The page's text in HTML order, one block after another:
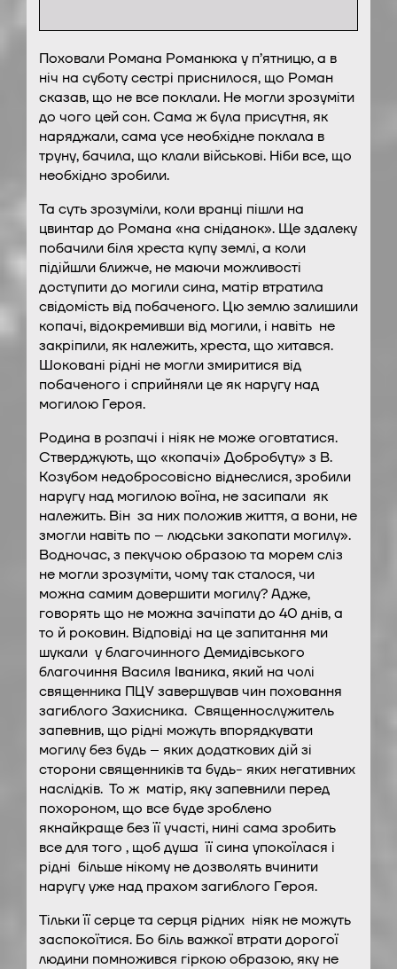
Поховали Романа Романюка у п’ятницю, а в
ніч на суботу сестрі приснилося, що Роман
сказав, що не все поклали. Не могли зрозуміти
до чого цей сон. Сама ж була присутня, як
наряджали, сама усе необхідне поклала в
труну, бачила, що клали військові. Ніби все, що
необхідно зробили.
Та суть зрозуміли, коли вранці пішли на
цвинтар до Романа «на сніданок». Ще здалеку
побачили біля хреста купу землі, а коли
підійшли ближче, не маючи можливості
доступити до могили сина, матір втратила
свідомість від побаченого. Цю землю залишили
копачі, відокремивши від могили, і навіть не
закріпили, як належить, хреста, що хитався.
Шоковані рідні не могли змиритися від
побаченого і сприйняли це як наругу над
могилою Героя.
Родина в розпачі і ніяк не може оговтатися.
Стверджують, що «копачі» Добробуту» з В.
Козубом недобросовісно віднеслися, зробили
наругу над могилою воїна, не засипали як
належить. Він за них положив життя, а вони, не
змогли навіть по – людськи закопати могилу».
Водночас, з пекучою образою та морем сліз
не могли зрозуміти, чому так сталося, чи
можна самим довершити могилу? Адже,
говорять що не можна зачіпати до 40 днів, а
то й роковин. Відповіді на це запитання ми
шукали у благочинного Демидівського
благочиння Василя Іваника, який на чолі
священника ПЦУ завершував чин поховання
загиблого Захисника. Священнослужитель
запевнив, що рідні можуть впорядкувати
могилу без будь – яких додаткових дій зі
сторони священників та будь- яких негативних
наслідків. То ж матір, яку запевнили перед
похороном, що все буде зроблено
якнайкраще без її участі, нині сама зробить
все для того , щоб душа її сина упокоїлася і
рідні більше нікому не дозволять вчинити
наругу уже над прахом загиблого Героя.
Тільки її серце та серця рідних ніяк не можуть
заспокоїтися. Бо біль важкої втрати дорогої
людини помножився гіркою образою, яку не